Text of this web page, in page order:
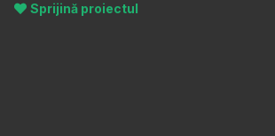
Sprijină proiectul